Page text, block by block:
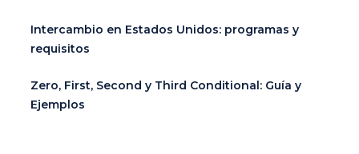
Intercambio en Estados Unidos: programas y
requisitos
Zero, First, Second y Third Conditional: Guía y
Ejemplos